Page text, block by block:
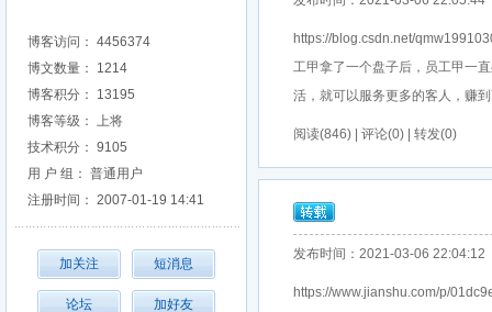
博客访问： 4456374
博文数量： 1214
博客积分： 13195
博客等级： 上将
技术积分： 9105
用 户 组： 普通用户
注册时间： 2007-01-19 14:41
https://blog.csdn.net/
工甲拿了一个盘子后，员工甲一
活，就可以服务更多的客人，赚
阅读(846) | 评论(0) | 转发(0)
发布时间：2021-03-06 22:04:12
https://www.jianshu.com/p/